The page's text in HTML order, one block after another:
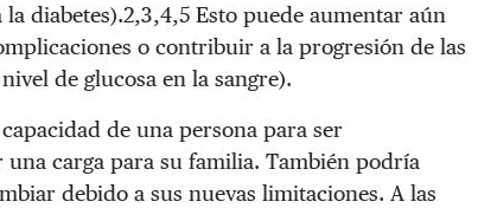
diabetes).2,3,4,5 Esto puede aumentar aún
o contribuir a la progresión de las
de glucosa en la sangre).
de una persona para ser
carga para su familia. También podría
debido a sus nuevas limitaciones. A las